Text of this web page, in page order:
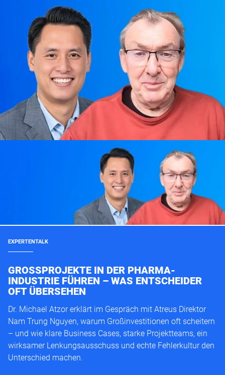
EXPERTENTALK
GROSSPROJEKTE IN DER PHARMA-I
NDUSTRIE FÜHREN – WAS ENTSCHEIDER O
FT ÜBERSEHEN
Dr. Michael Atzor erklärt im Gespräch mit Atreus Direktor
Nam Trung Nguyen, warum Großinvestitionen oft scheitern
– und wie klare Business Cases, starke Projektteams, ein
wirksamer Lenkungsausschuss und echte Fehlerkultur den
Unterschied machen.